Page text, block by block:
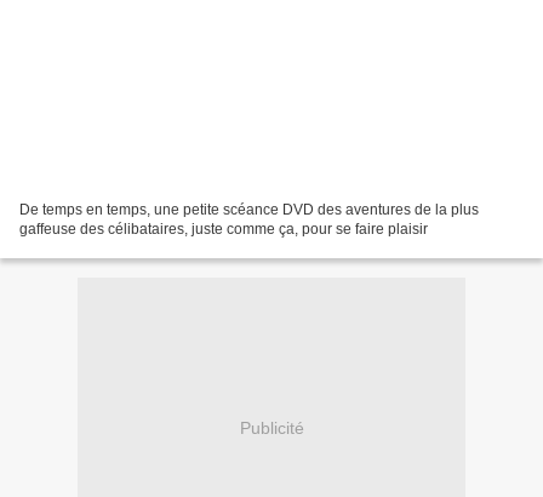
De temps en temps, une petite scéance DVD des aventures de la plus
gaffeuse des célibataires, juste comme ça, pour se faire plaisir
Publicité